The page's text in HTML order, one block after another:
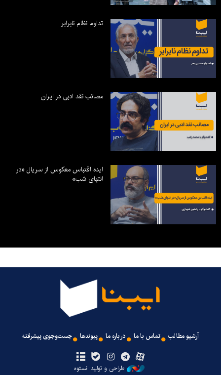
تداوم نظام نابرابر
مصائب نقد ادبی در ایران
ایده اقتباس معکوس از سریال «در
انتهای شب»
آرشیو مطالب تماس با ما درباره ما پیوندها جست‌وجوی پیشرفته
طراحی و تولید: نستوه